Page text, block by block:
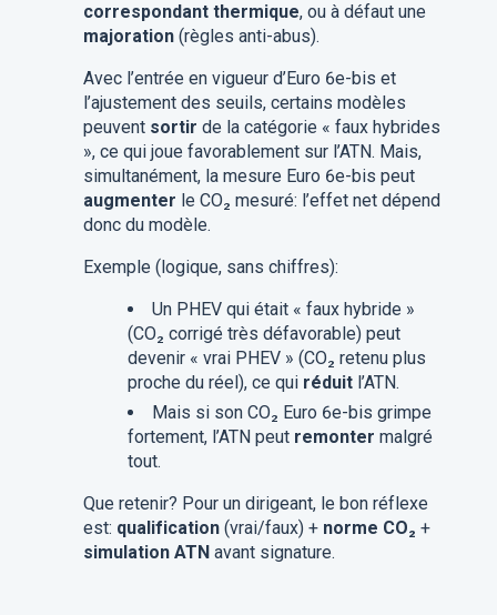
correspondant thermique, ou à défaut une
majoration(règles anti-abus).
Avec l’entrée en vigueur d’Euro 6e-bis et
l’ajustement des seuils, certains modèles
peuvent sortir de la catégorie « faux hybrides
», ce qui joue favorablement sur l’ATN. Mais,
simultanément, la mesure Euro 6e-bis peut
augmenter le CO₂ mesuré: l’effet net dépend
donc du modèle.
Exemple (logique, sans chiffres):
Un PHEV qui était « faux hybride »
(CO₂ corrigé très défavorable) peut
devenir « vrai PHEV » (CO₂ retenu plus
proche du réel), ce qui réduitl’ATN.
Mais si son CO₂ Euro 6e-bis grimpe
fortement, l’ATN peut remonter malgré
tout.
Que retenir? Pour un dirigeant, le bon réflexe
est: qualification(vrai/faux) + norme CO₂ +
simulation ATNavant signature.